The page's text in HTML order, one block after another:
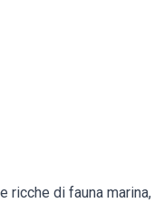
di fauna marina,